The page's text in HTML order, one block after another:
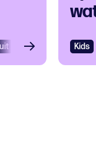
Rotterdam KidsKids